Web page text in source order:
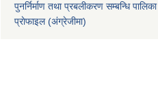
पुनर्निर्माण तथा प्रबलीकरण सम्बन्धि पालिका
प्राेफाइल(अंग्रेजीमा)